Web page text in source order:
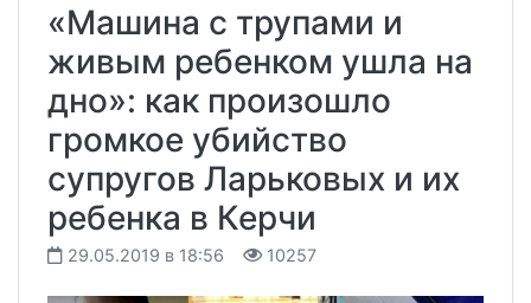
«Машина с трупами и
живым ребенком ушла на
дно»: как произошло
громкое убийство
супругов Ларьковых и их
ребенка в Керчи
29.05.2019 в 18:56 10257